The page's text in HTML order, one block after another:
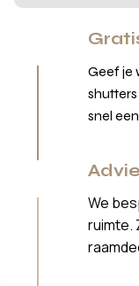
Geef je
snel
We
ruimte.